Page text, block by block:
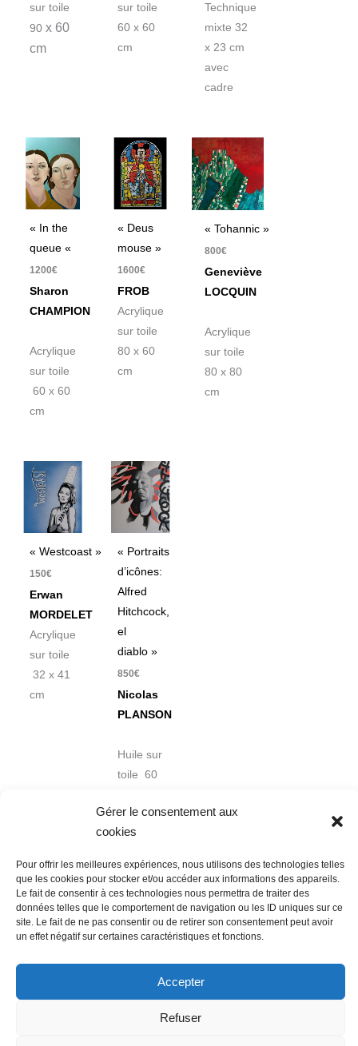
Gérer le consentement aux
cookies
Pour offrir les meilleures expériences, nous utilisons des technologies telles
que les cookies pour stocker et/ou accéder aux informations des appareils.
Le fait de consentir à ces technologies nous permettra de traiter des
données telles que le comportement de navigation ou les ID uniques sur ce
site. Le fait de ne pas consentir ou de retirer son consentement peut avoir
un effet négatif sur certaines caractéristiques et fonctions.
Accepter
Refuser
sur toile
90 x 60
cm
sur toile
60 x 60
cm
Technique
mixte 32
x 23 cm
avec
cadre
« In the
queue «
1200€
Sharon
CHAMPION
Acrylique
sur toile
60 x 60
cm
« Deus
mouse »
1600€
FROB
Acrylique
sur toile
80 x 60
cm
« Tohannic »
800€
Geneviève
LOCQUIN
Acrylique
sur toile
80 x 80
cm
« Westcoast »
150€
Erwan
MORDELET
Acrylique
sur toile
32 x 41
cm
« Portraits
d’icônes:
Alfred
Hitchcock,
el
diablo »
850€
Nicolas
PLANSON
Huile sur
toile 60
Nous contacter
Conditions Générales de Ventes
Politique de confidentialité
Mentions légales
Mot de passe perdu
Newsletter Politique de cookies (UE)